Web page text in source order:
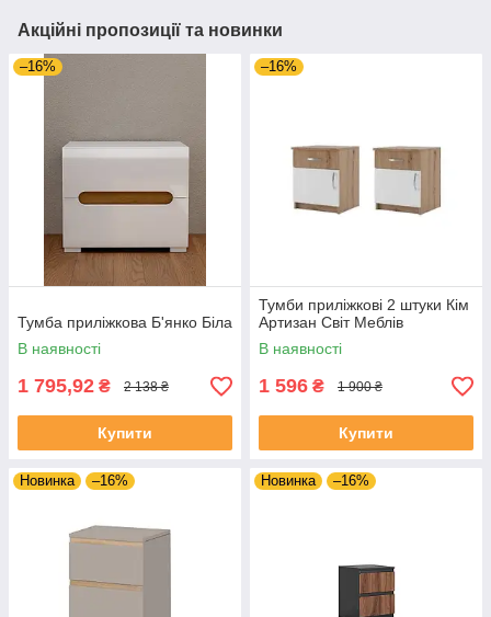
Акційні пропозиції та новинки
–16%
Тумба приліжкова Б'янко Біла
В наявності
1 795,92 ₴ 2 138 ₴
Купити
–16%
Тумби приліжкові 2 штуки Кім
Артизан Світ Меблів
В наявності
1 596 ₴ 1 900 ₴
Купити
Новинка –16% Новинка –16%